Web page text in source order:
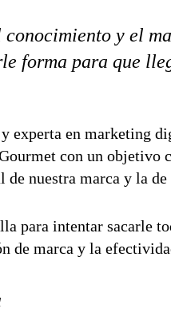
conocimiento y el
forma para que
experta en marketing
con un objetivo
nuestra marca y la de
para intentar sacarle
de marca y la